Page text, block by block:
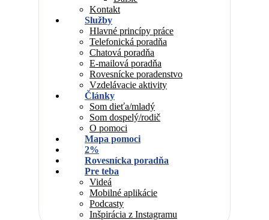
Kontakt
Služby
Hlavné princípy práce
Telefonická poradňa
Chatová poradňa
E-mailová poradňa
Rovesnícke poradenstvo
Vzdelávacie aktivity
Články
Som dieťa/mladý
Som dospelý/rodič
O pomoci
Mapa pomoci
2%
Rovesnícka poradňa
Pre teba
Videá
Mobilné aplikácie
Podcasty
Inšpirácia z Instagramu